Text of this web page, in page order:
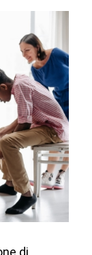
di